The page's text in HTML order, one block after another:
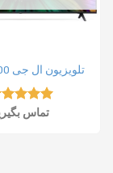
تلویزیون ال جی 55UR8000
نمره 5.00 تماس